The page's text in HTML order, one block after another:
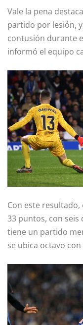
Vale la pena
partido por lesión,
contusión durante
informó el equipo
Con este resultado,
33 puntos, con seis
tiene un partido
se ubica octavo